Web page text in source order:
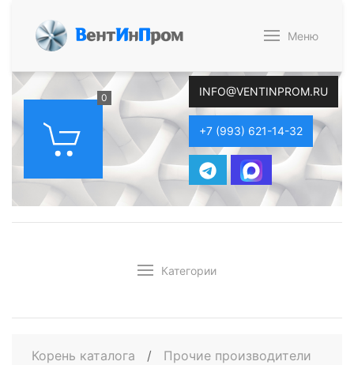
ВентИнПром Меню
0 INFO@VENTINPROM.RU
+7 (993) 621-14-32
Категории
Корень каталога /
Прочие производители